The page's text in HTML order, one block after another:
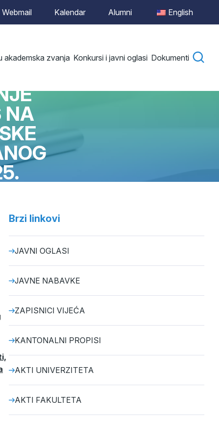
Webmail Kalendar Alumni English
akademska zvanja Konkursi i javni oglasi Dokumenti
NA
Brzi linkovi
JAVNI OGLASI
JAVNE NABAVKE
ZAPISNICI VIJEĆA
KANTONALNI PROPISI
AKTI UNIVERZITETA
AKTI FAKULTETA